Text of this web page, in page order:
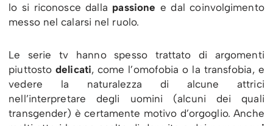
lo si riconosce dalla passione e dal coinvolgimento
messo nel calarsi nel ruolo.
Le serie tv hanno spesso trattato di argomenti
piuttostodelicati, come l’omofobia o la transfobia, e
vedere la naturalezza di alcune attrici
nell’interpretare degli uomini (alcuni dei quali
transgender) è certamente motivo d’orgoglio. Anche